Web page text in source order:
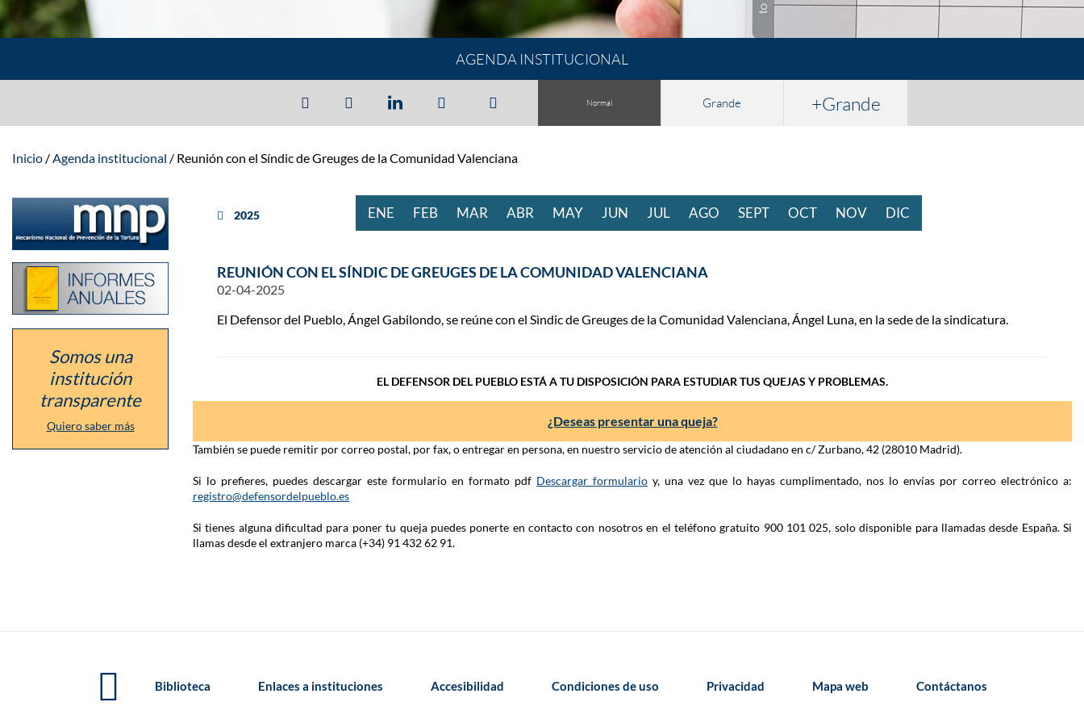
AGENDA INSTITUCIONAL
Normal Grande +Grande
Inicio Agenda institucional Reunión con el Síndic de Greuges de la Comunidad Valenciana
año anterior
2025 ENE ROFEB RERO
MAR ZOABR BRILMAYO JUN JULIO AGO STOSEPTIEMBRE
OCTUBRENOVIEMBRE
DIC
REUNIÓN CON EL SÍNDIC DE GREUGES DE LA COMUNIDAD VALENCIANA
02-04-2025
El Defensor del Pueblo, Ángel Gabilondo, se reúne con el Sìndic de Greuges de la Comunidad Valenciana, Ángel Luna, en la sede de la sindicatura.
EL DEFENSOR DEL PUEBLO ESTÁ A TU DISPOSICIÓN PARA ESTUDIAR TUS QUEJAS Y PROBLEMAS.
¿Deseas presentar una queja?
También se puede remitir por correo postal, por fax, o entregar en persona, en nuestro servicio de atención al ciudadano en c/ Zurbano, 42 (28010 Madrid).
Si lo prefieres, puedes descargar este formulario en formato pdf Descargar formulario y, una vez que lo hayas cumplimentado, nos lo envías por correo electrónico a:
registro@defensordelpueblo.es
Si tienes alguna dificultad para poner tu queja puedes ponerte en contacto con nosotros en el teléfono gratuito 900 101 025, solo disponible para llamadas desde España. Si
llamas desde el extranjero marca (+34) 91 432 62 91.
sección
defensor
Mecanismo
Nacional
de
Listado
informes
instituciónSomos una
institución
transparente
Quiero saber más
Biblioteca Enlaces a instituciones Accesibilidad Condiciones de uso Privacidad Mapa web Contáctanos